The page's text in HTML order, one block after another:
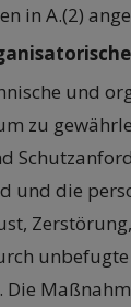
in A.(2)
und
zu
und die
unbefugte
Die